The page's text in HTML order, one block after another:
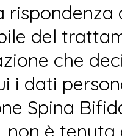
rispondenza
del
che
i dati
Spina
non è tenuta